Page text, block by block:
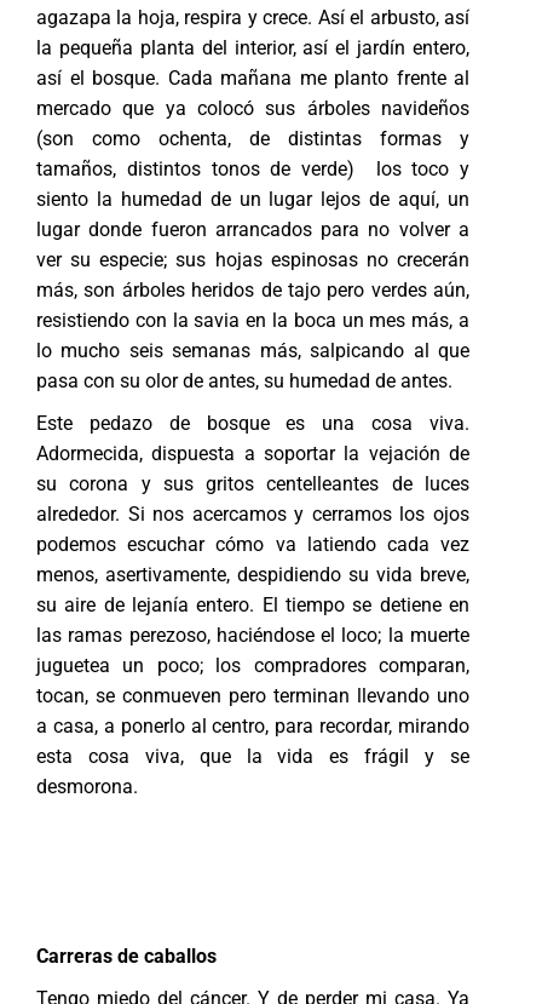
agazapa la hoja, respira y crece. Así el arbusto, así
la pequeña planta del interior, así el jardín entero,
así el bosque. Cada mañana me planto frente al
mercado que ya colocó sus árboles navideños
(son como ochenta, de distintas formas y
tamaños, distintos tonos de verde) los toco y
siento la humedad de un lugar lejos de aquí, un
lugar donde fueron arrancados para no volver a
ver su especie; sus hojas espinosas no crecerán
más, son árboles heridos de tajo pero verdes aún,
resistiendo con la savia en la boca un mes más, a
lo mucho seis semanas más, salpicando al que
pasa con su olor de antes, su humedad de antes.
Este pedazo de bosque es una cosa viva.
Adormecida, dispuesta a soportar la vejación de
su corona y sus gritos centelleantes de luces
alrededor. Si nos acercamos y cerramos los ojos
podemos escuchar cómo va latiendo cada vez
menos, asertivamente, despidiendo su vida breve,
su aire de lejanía entero. El tiempo se detiene en
las ramas perezoso, haciéndose el loco; la muerte
juguetea un poco; los compradores comparan,
tocan, se conmueven pero terminan llevando uno
a casa, a ponerlo al centro, para recordar, mirando
esta cosa viva, que la vida es frágil y se
desmorona.
Carreras de caballos
Tengo miedo del cáncer. Y de perder mi casa. Ya